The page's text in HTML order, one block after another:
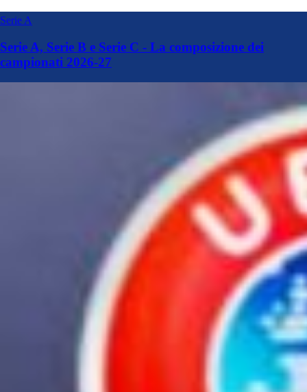
Serie A
Serie A, Serie B e Serie C - La composizione dei
campionati 2026-27